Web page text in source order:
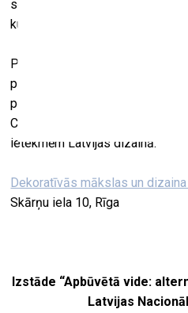
senioriem –, izglītojot,
kultūras vēstures faktus
Pasākuma norises laikā
pastāvīgā ekspozīcija “Dizaina
periodu no 60. gadiem līdz
Celma, Artūra Riņķa un Jāņa
ietekmēm Latvijas dizainā.
Dekoratīvās mākslas un
Skārņu iela 10, Rīga
Izstāde “Apbūvētā vide:
Latvijas